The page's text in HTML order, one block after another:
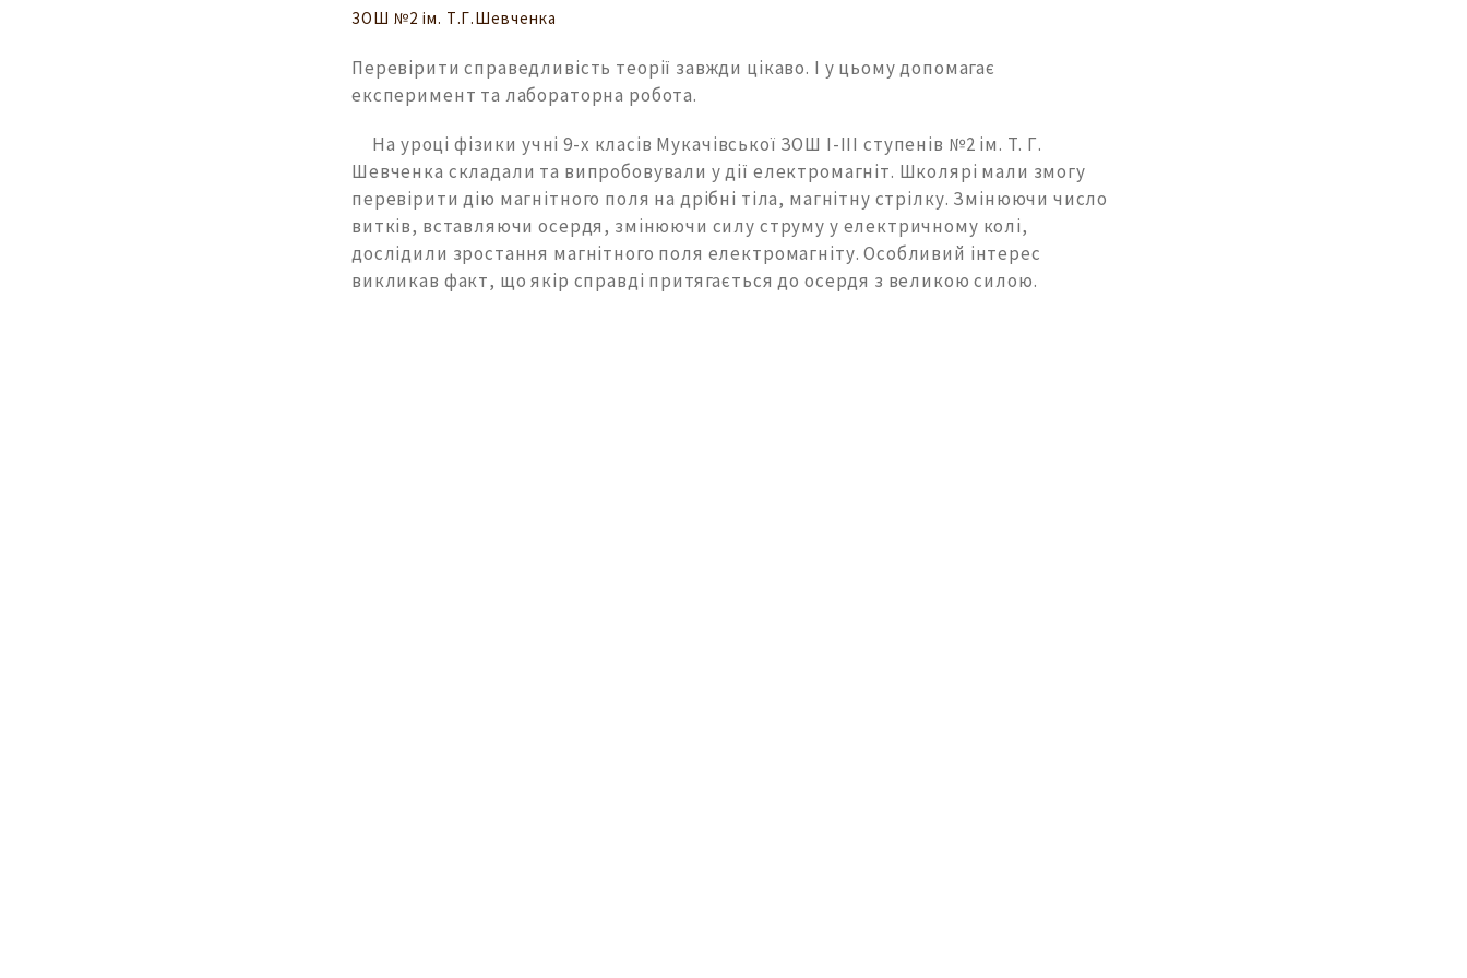
ЗОШ №2 ім. Т.Г.Шевченка
Перевірити справедливість теорії завжди цікаво. І у цьому допомагає
експеримент та лабораторна робота.
На уроці фізики учні 9-х класів Мукачівської ЗОШ І-ІІІ ступенів №2 ім. Т. Г.
Шевченка складали та випробовували у дії електромагніт. Школярі мали змогу
перевірити дію магнітного поля на дрібні тіла, магнітну стрілку. Змінюючи число
витків, вставляючи осердя, змінюючи силу струму у електричному колі,
дослідили зростання магнітного поля електромагніту. Особливий інтерес
викликав факт, що якір справді притягається до осердя з великою силою.